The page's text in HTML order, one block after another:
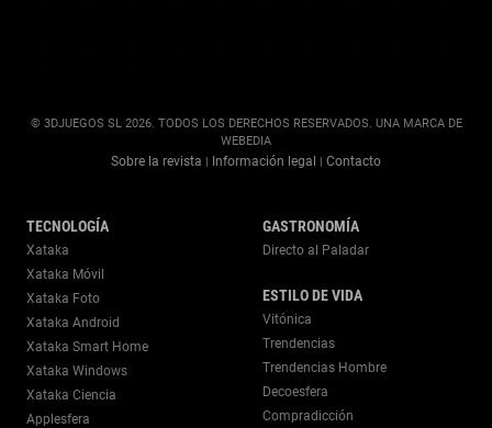
© 3DJUEGOS SL 2026. TODOS LOS DERECHOS RESERVADOS. UNA MARCA DE
WEBEDIA
Sobre la revista | Información legal | Contacto
TECNOLOGÍA
Xataka
Xataka Móvil
Xataka Foto
Xataka Android
Xataka Smart Home
Xataka Windows
Xataka Ciencia
Applesfera
GASTRONOMÍA
Directo al Paladar
ESTILO DE VIDA
Vitónica
Trendencias
Trendencias Hombre
Decoesfera
Compradicción